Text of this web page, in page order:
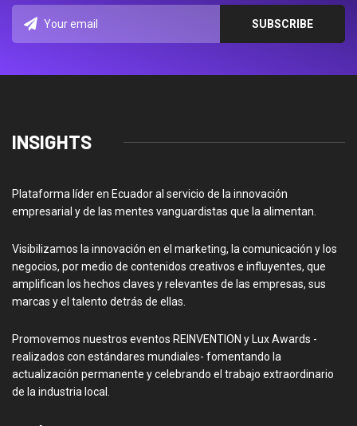
INSIGHTS
Plataforma líder en Ecuador al servicio de la innovación
empresarial y de las mentes vanguardistas que la alimentan.
Visibilizamos la innovación en el marketing, la comunicación y los
negocios, por medio de contenidos creativos e influyentes, que
amplifican los hechos claves y relevantes de las empresas, sus
marcas y el talento detrás de ellas.
Promovemos nuestros eventos REINVENTION y Lux Awards -
realizados con estándares mundiales- fomentando la
actualización permanente y celebrando el trabajo extraordinario
de la industria local.